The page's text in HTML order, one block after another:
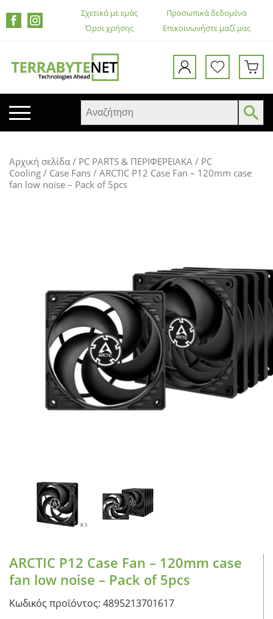
Σχετικά με εμάς
Επικοινωνήστε μαζί μας
Προσωπικά δεδομένα
Όροι χρήσης
TABLETS
HEADSETS & ΗΧΕΊΑ
LIQUID COOLERS
CPU COOLERS
ΕΙΚΟΝΑ-ΗΧΟΣ
ACCESSORIES
ΟΙΚΙΑΚΕΣ ΣΥΣΚΕΥΕΣ
Αρχική σελίδα / PC PARTS & ΠΕΡΙΦΕΡΕΙΑΚΑ / PC
Cooling / Case Fans / ARCTIC P12 Case Fan – 120mm case
fan low noise – Pack of 5pcs
ARCTIC P12 Case Fan – 120mm case
fan low noise – Pack of 5pcs
Κωδικός προϊόντος: 4895213701617